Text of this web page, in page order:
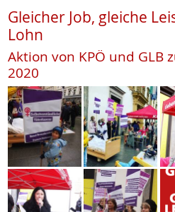
Gleicher Job, gleiche
Lohn
Aktion von KPÖ und GLB
2020